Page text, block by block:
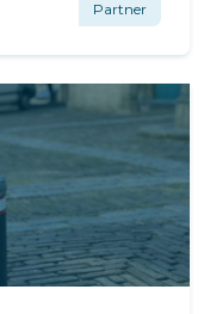
is
Partner